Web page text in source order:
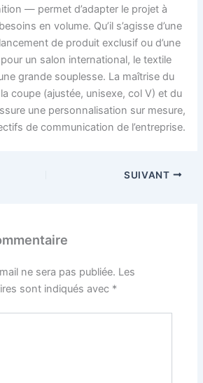
— permet d’adapter le projet à
en volume. Qu’il s’agisse d’une
de produit exclusif ou d’une
un salon international, le textile
grande souplesse. La maîtrise du
coupe (ajustée, unisexe, col V) et du
une personnalisation sur mesure,
de communication de l’entreprise.
SUIVANT
ne sera pas publiée. Les
sont indiqués avec *